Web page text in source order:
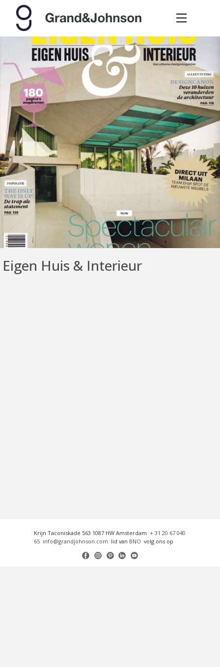
Eigen Huis & Interieur
Krijn Taconiskade 563 1087 HW Amsterdam + 31 20 67 040
65 info@grandjohnson.com lid van BNO volg ons op